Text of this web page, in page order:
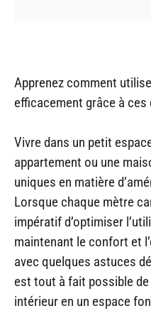
Apprenez comment
efficacement grâce à
Vivre dans un petit
appartement ou une
uniques en matière
Lorsque chaque mètre
impératif d’optimiser
maintenant le confort et
avec quelques astuces
est tout à fait possible
intérieur en un espace